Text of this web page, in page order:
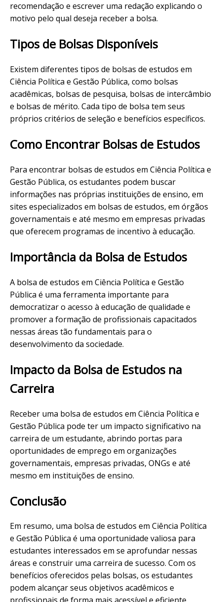
recomendação e escrever uma redação explicando o
motivo pelo qual deseja receber a bolsa.
Tipos de Bolsas Disponíveis
Existem diferentes tipos de bolsas de estudos em
Ciência Política e Gestão Pública, como bolsas
acadêmicas, bolsas de pesquisa, bolsas de intercâmbio
e bolsas de mérito. Cada tipo de bolsa tem seus
próprios critérios de seleção e benefícios específicos.
Como Encontrar Bolsas de Estudos
Para encontrar bolsas de estudos em Ciência Política e
Gestão Pública, os estudantes podem buscar
informações nas próprias instituições de ensino, em
sites especializados em bolsas de estudos, em órgãos
governamentais e até mesmo em empresas privadas
que oferecem programas de incentivo à educação.
Importância da Bolsa de Estudos
A bolsa de estudos em Ciência Política e Gestão
Pública é uma ferramenta importante para
democratizar o acesso à educação de qualidade e
promover a formação de profissionais capacitados
nessas áreas tão fundamentais para o
desenvolvimento da sociedade.
Impacto da Bolsa de Estudos na
Carreira
Receber uma bolsa de estudos em Ciência Política e
Gestão Pública pode ter um impacto significativo na
carreira de um estudante, abrindo portas para
oportunidades de emprego em organizações
governamentais, empresas privadas, ONGs e até
mesmo em instituições de ensino.
Conclusão
Em resumo, uma bolsa de estudos em Ciência Política
e Gestão Pública é uma oportunidade valiosa para
estudantes interessados em se aprofundar nessas
áreas e construir uma carreira de sucesso. Com os
benefícios oferecidos pelas bolsas, os estudantes
podem alcançar seus objetivos acadêmicos e